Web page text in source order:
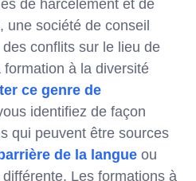
de harcèlement et de
une société de conseil
conflits sur le lieu de
à la diversité
ce genre de
identifiez de façon
qui peuvent être sources
de la langue ou
Les formations à